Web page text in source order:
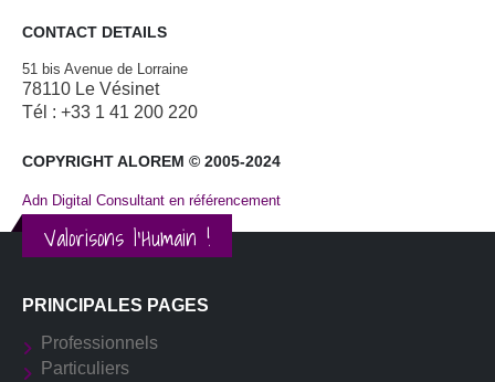
CONTACT DETAILS
51 bis Avenue de Lorraine
78110 Le Vésinet
Tél : +33 1 41 200 220
COPYRIGHT ALOREM © 2005-2024
Adn Digital Consultant en référencement
Valorisons l'Humain !
PRINCIPALES PAGES
Professionnels
Particuliers